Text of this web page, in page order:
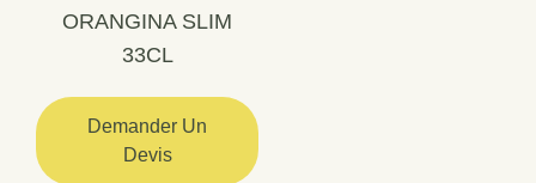
ORANGINA SLIM
33CL
Demander Un
Devis